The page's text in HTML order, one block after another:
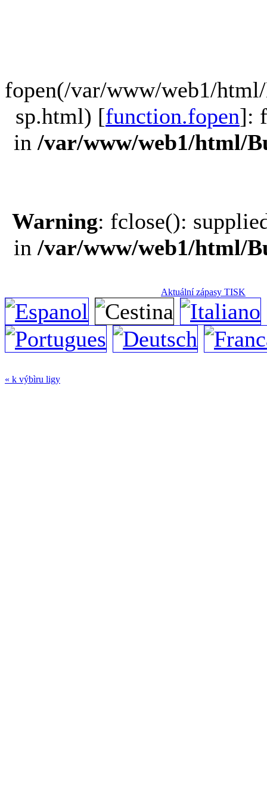
fopen(/var/www/web1/
sp.html) [function.fopen]:
in /var/www/web1/html/
Warning: fclose():
in /var/www/web1/html/
Aktuální zápasy TISK
« k výbìru ligy